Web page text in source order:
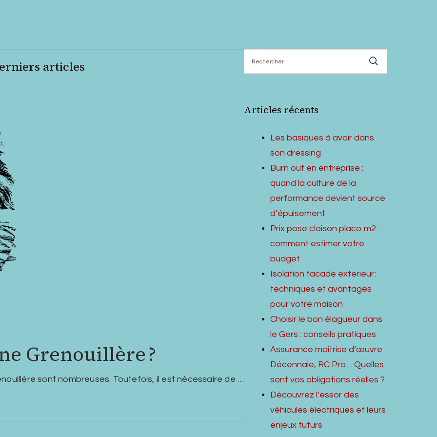
articles
Grenouillère ?
sont nombreuses. Toutefois, il est nécessaire de …
Articles récents
Les basiques à avoir dans
son dressing
Burn out en entreprise :
quand la culture de la
performance devient source
d’épuisement
Prix pose cloison placo m2 :
comment estimer votre
budget
Isolation facade exterieur :
techniques et avantages
pour votre maison
Choisir le bon élagueur dans
le Gers : conseils pratiques
Assurance maîtrise d’œuvre :
Décennale, RC Pro… Quelles
sont vos obligations réelles ?
Découvrez l’essor des
véhicules électriques et leurs
enjeux futurs